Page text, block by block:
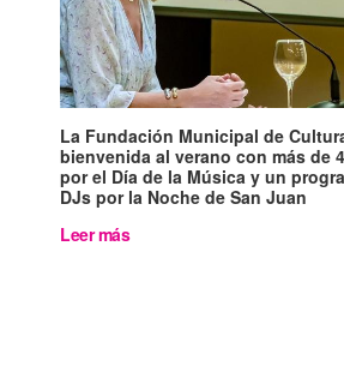
La Fundación Municipal de
bienvenida al verano con más de
por el Día de la Música y un
DJs por la Noche de San Juan
Leer más